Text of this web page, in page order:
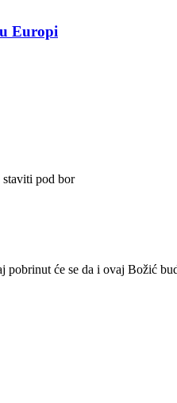
Europi
staviti pod bor
će se da i ovaj Božić